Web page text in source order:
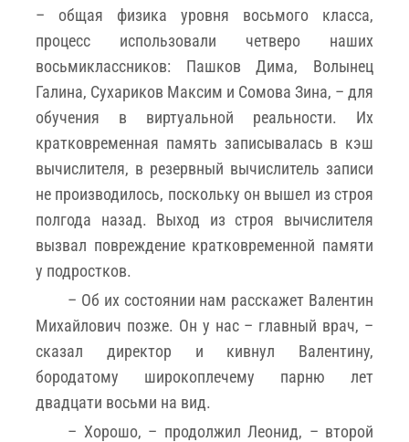
– общая физика уровня восьмого класса,
процесс использовали четверо наших
восьмиклассников: Пашков Дима, Волынец
Галина, Сухариков Максим и Сомова Зина, – для
обучения в виртуальной реальности. Их
кратковременная память записывалась в кэш
вычислителя, в резервный вычислитель записи
не производилось, поскольку он вышел из строя
полгода назад. Выход из строя вычислителя
вызвал повреждение кратковременной памяти
у подростков.
– Об их состоянии нам расскажет Валентин
Михайлович позже. Он у нас – главный врач, –
сказал директор и кивнул Валентину,
бородатому широкоплечему парню лет
двадцати восьми на вид.
– Хорошо, – продолжил Леонид, – второй